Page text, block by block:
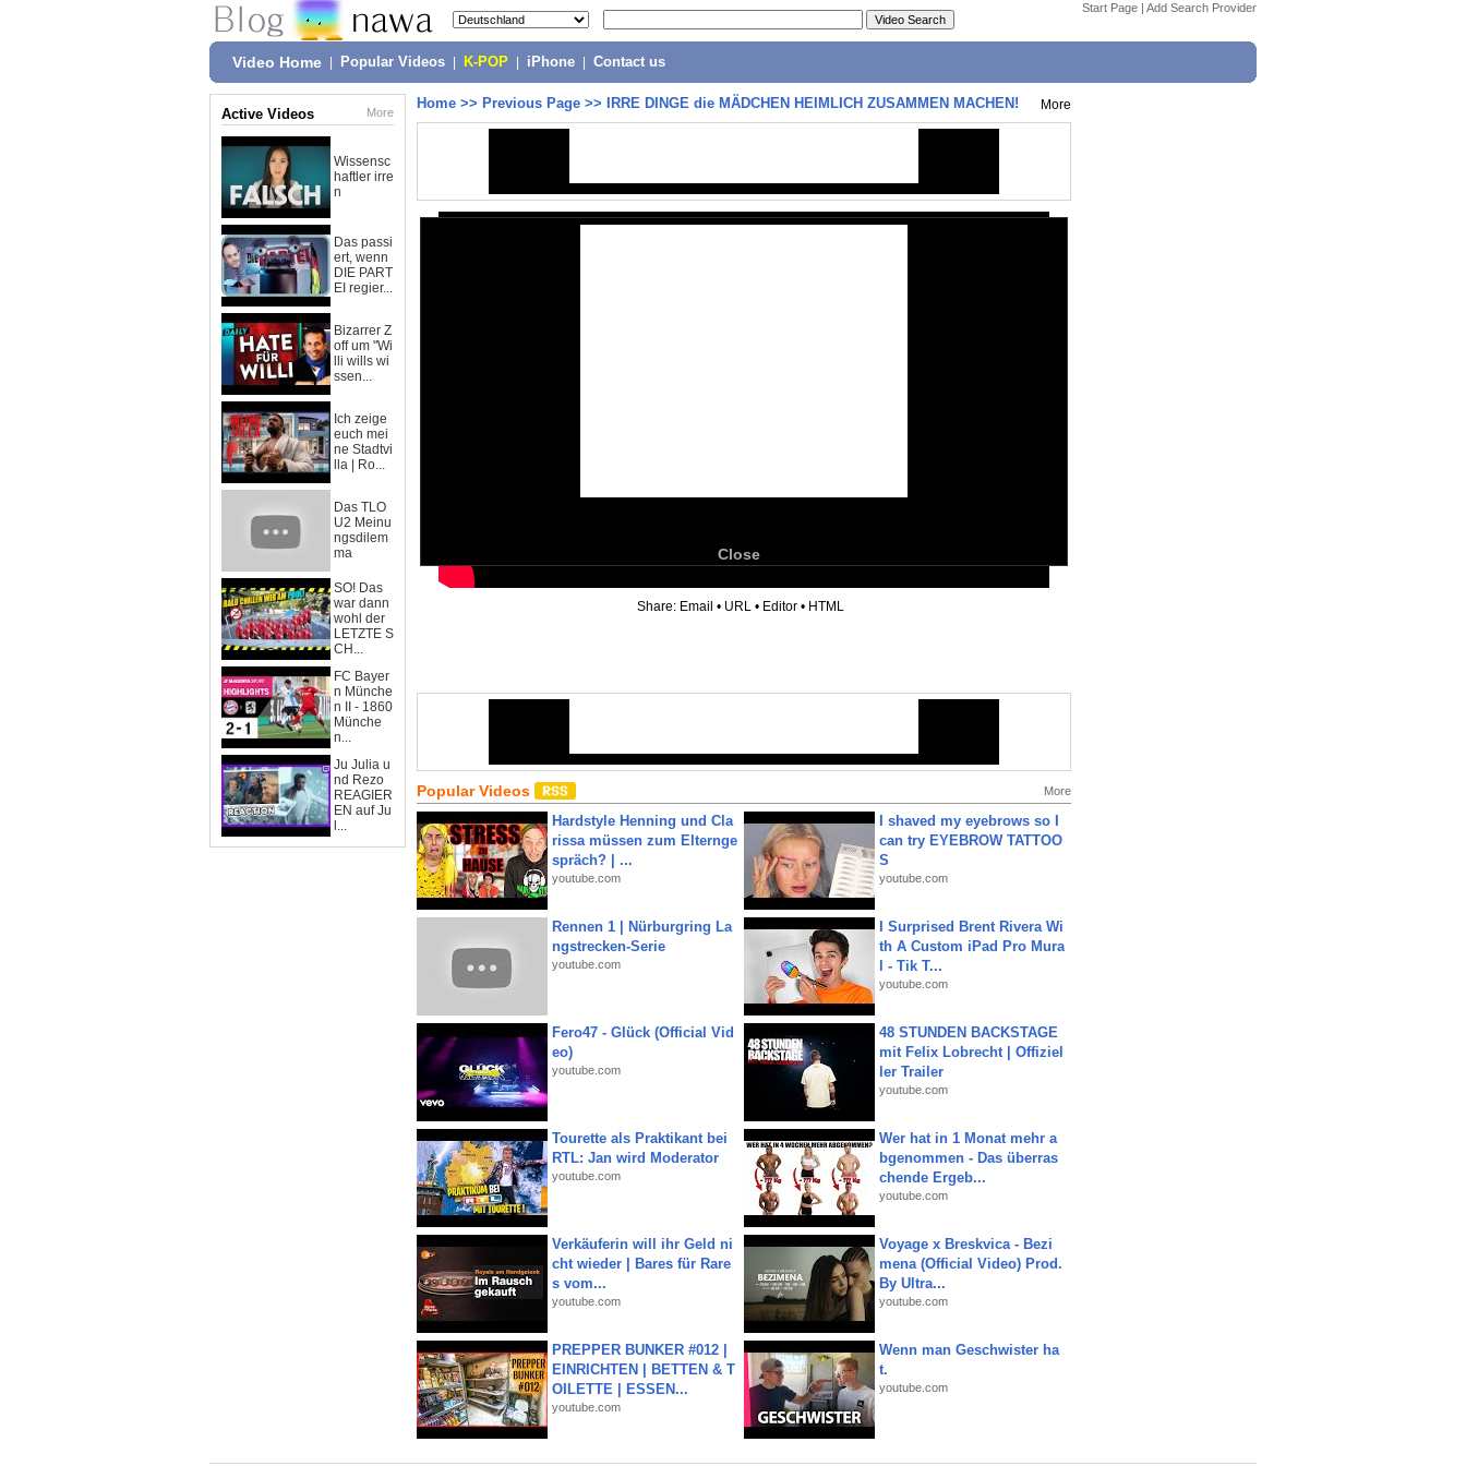
Start Page | Add Search Provider
Video Home Popular Videos K-POP iPhone Contact us
Active Videos More
Wissensc
haftler irre
n
Das passi
ert, wenn
DIE PART
EI regier...
Bizarrer Z
off um "Wi
lli wills wi
ssen...
Ich zeige
euch mei
ne Stadtvi
lla | Ro...
Das TLO
U2 Meinu
ngsdilem
ma
SO! Das
war dann
wohl der
LETZTE S
CH...
FC Bayer
n Münche
n II - 1860
Münche
n...
Ju Julia u
nd Rezo
REAGIER
EN auf Ju
l...
Home >> Previous Page >> IRRE DINGE die MÄDCHEN HEIMLICH ZUSAMMEN MACHEN! More
Close
Share: Email • URL • Editor • HTML
Popular Videos More
Hardstyle Henning und Cla
rissa müssen zum Elternge
spräch? | ...
youtube.com
I shaved my eyebrows so I
can try EYEBROW TATTOO
S
youtube.com
Rennen 1 | Nürburgring La
ngstrecken-Serie
youtube.com
I Surprised Brent Rivera Wi
th A Custom iPad Pro Mura
l - Tik T...
youtube.com
Fero47 - Glück (Official Vid
eo)
youtube.com
48 STUNDEN BACKSTAGE
mit Felix Lobrecht | Offiziel
ler Trailer
youtube.com
Tourette als Praktikant bei
RTL: Jan wird Moderator
youtube.com
Wer hat in 1 Monat mehr a
bgenommen - Das überras
chende Ergeb...
youtube.com
Verkäuferin will ihr Geld ni
cht wieder | Bares für Rare
s vom...
youtube.com
Voyage x Breskvica - Bezi
mena (Official Video) Prod.
By Ultra...
youtube.com
PREPPER BUNKER #012 |
EINRICHTEN | BETTEN & T
OILETTE | ESSEN...
youtube.com
Wenn man Geschwister ha
t.
youtube.com